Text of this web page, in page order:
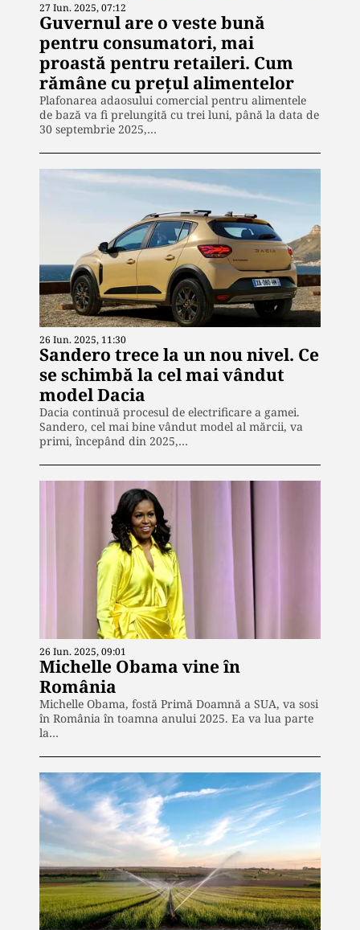
27 Iun. 2025, 07:12
Guvernul are o veste bună
pentru consumatori, mai
proastă pentru retaileri. Cum
rămâne cu prețul alimentelor
Plafonarea adaosului comercial pentru alimentele
de bază va fi prelungită cu trei luni, până la data de
30 septembrie 2025,…
26 Iun. 2025, 11:30
Sandero trece la un nou nivel. Ce
se schimbă la cel mai vândut
model Dacia
Dacia continuă procesul de electrificare a gamei.
Sandero, cel mai bine vândut model al mărcii, va
primi, începând din 2025,…
26 Iun. 2025, 09:01
Michelle Obama vine în
România
Michelle Obama, fostă Primă Doamnă a SUA, va sosi
în România în toamna anului 2025. Ea va lua parte
la…